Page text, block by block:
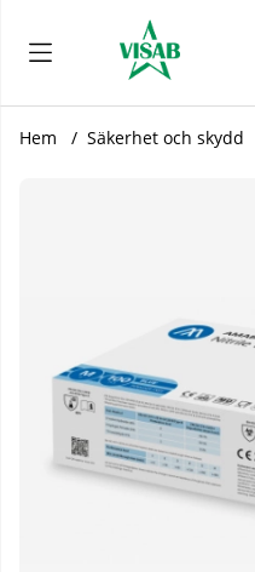
Hem Säkerhet och skydd